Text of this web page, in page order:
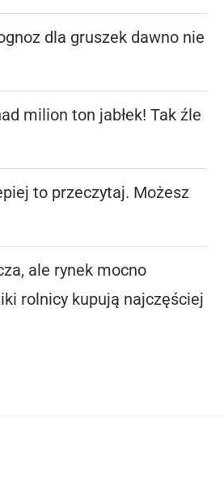
dla gruszek dawno nie
milion ton jabłek! Tak źle
to przeczytaj. Możesz
ale rynek mocno
rolnicy kupują najczęściej